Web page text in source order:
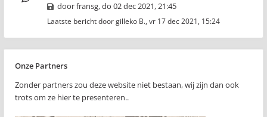
doorfransg,do 02 dec 2021, 21:45
Laatste bericht doorgilleko B., vr 17 dec 2021, 15:24
Onze Partners
Zonder partners zou deze website niet bestaan, wij zijn dan ook
trots om ze hier te presenteren..